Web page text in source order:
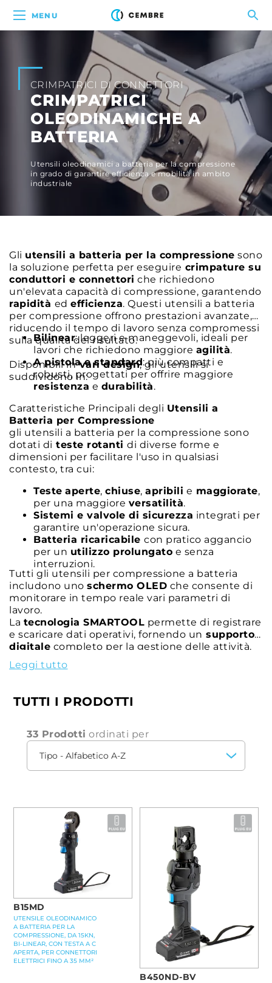
MENU
CRIMPATRICI DI CONNETTORI
CRIMPATRICI
OLEODINAMICHE A
BATTERIA
Utensili oleodinamici a batteria per la compressione
in grado di garantire efficienza e mobilità in ambito
industriale
Gli utensili a batteria per la compressione sono
la soluzione perfetta per eseguire crimpature su
conduttori e connettori che richiedono
un'elevata capacità di compressione, garantendo
rapidità ed efficienza. Questi utensili a batteria
per compressione offrono prestazioni avanzate,
riducendo il tempo di lavoro senza compromessi
sulla qualità del risultato.
Disponibili invari design, gli utensili si
suddividono in:
Bilinear: leggeri e maneggevoli, ideali per
lavori che richiedono maggiore agilità.
A pistola e standard: più compatti e
robusti, progettati per offrire maggiore
resistenza e durabilità.
Caratteristiche Principali degli Utensili a
Batteria per Compressione
gli utensili a batteria per la compressione sono
dotati di teste rotanti di diverse forme e
dimensioni per facilitare l'uso in qualsiasi
contesto, tra cui:
Teste aperte, chiuse, apribili e maggiorate,
per una maggiore versatilità.
Sistemi e valvole di sicurezza integrati per
garantire un'operazione sicura.
Batteria ricaricabile con pratico aggancio
per un utilizzo prolungato e senza
interruzioni.
Tutti gli utensili per compressione a batteria
includono uno schermo OLED che consente di
monitorare in tempo reale vari parametri di
lavoro.
La tecnologia SMARTOOL permette di registrare
e scaricare dati operativi, fornendo un supporto
digitale completo per la gestione delle attività.
Queste caratteristiche innovative rendono gli
utensili a batteria per compressione la scelta
precisione,velocità eaffidabilità
operazioni di crimpatura.
Leggi tutto
TUTTI I PRODOTTI
33 Prodotti ordinati per
B15MD
UTENSILE OLEODINAMICO
A BATTERIA PER LA
COMPRESSIONE, DA 15KN,
BI-LINEAR, CON TESTA A C
APERTA, PER CONNETTORI
ELETTRICI FINO A 35 MM²
B450ND-BV